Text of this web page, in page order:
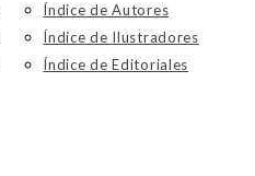
Índice de Autores
Índice de Ilustradores
Índice de Editoriales